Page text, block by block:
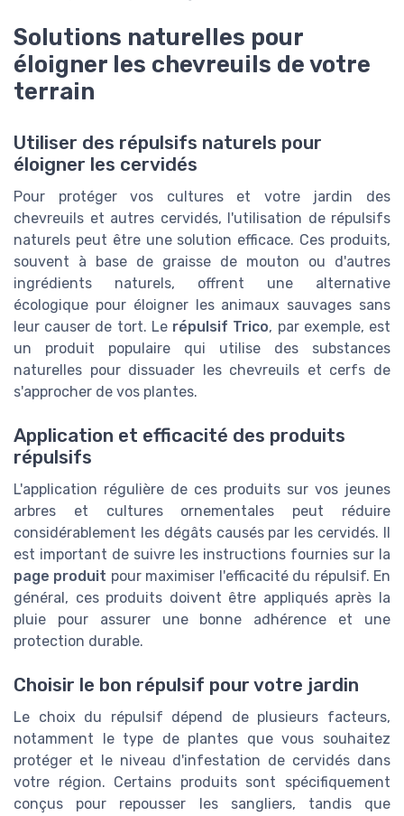
Solutions naturelles pour
éloigner les chevreuils de votre
terrain
Utiliser des répulsifs naturels pour
éloigner les cervidés
Pour protéger vos cultures et votre jardin des
chevreuils et autres cervidés, l'utilisation de répulsifs
naturels peut être une solution efficace. Ces produits,
souvent à base de graisse de mouton ou d'autres
ingrédients naturels, offrent une alternative
écologique pour éloigner les animaux sauvages sans
leur causer de tort. Le répulsif Trico, par exemple, est
un produit populaire qui utilise des substances
naturelles pour dissuader les chevreuils et cerfs de
s'approcher de vos plantes.
Application et efficacité des produits
répulsifs
L'application régulière de ces produits sur vos jeunes
arbres et cultures ornementales peut réduire
considérablement les dégâts causés par les cervidés. Il
est important de suivre les instructions fournies sur la
page produit pour maximiser l'efficacité du répulsif. En
général, ces produits doivent être appliqués après la
pluie pour assurer une bonne adhérence et une
protection durable.
Choisir le bon répulsif pour votre jardin
Le choix du répulsif dépend de plusieurs facteurs,
notamment le type de plantes que vous souhaitez
protéger et le niveau d'infestation de cervidés dans
votre région. Certains produits sont spécifiquement
conçus pour repousser les sangliers, tandis que